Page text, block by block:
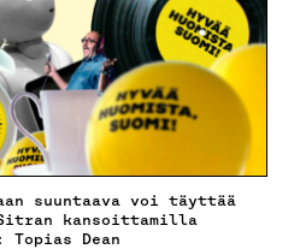
suuntaava voi täyttää
kansoittamilla
Dean